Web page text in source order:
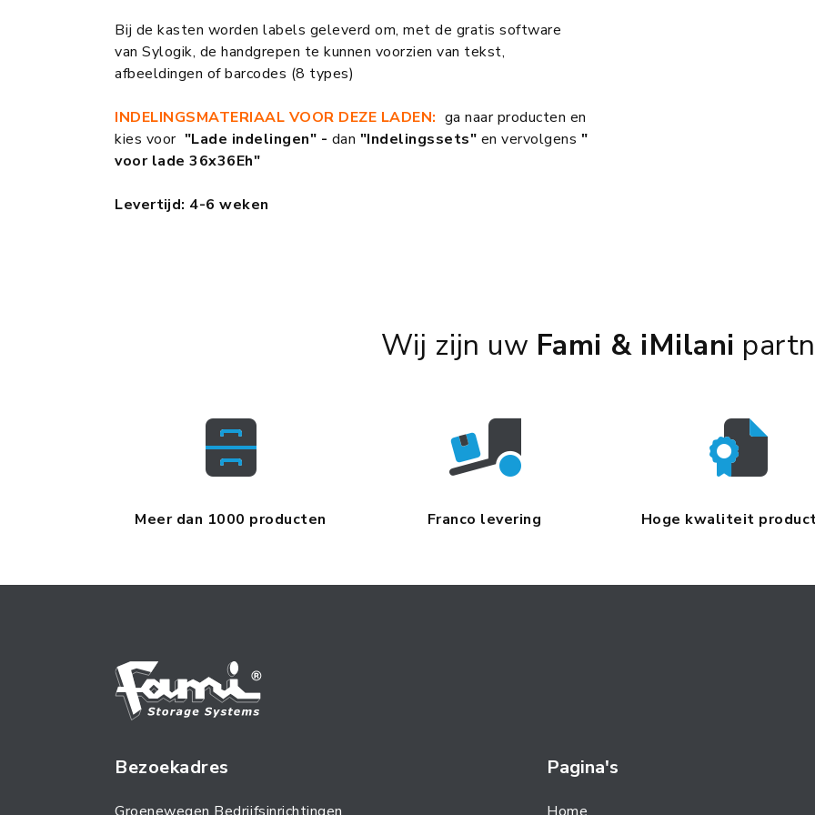
Bij de kasten worden labels geleverd om, met de gratis software
van Sylogik, de handgrepen te kunnen voorzien van tekst,
afbeeldingen of barcodes (8 types)
INDELINGSMATERIAAL VOOR DEZE LADEN: ga naar producten en
kies voor "Lade indelingen" - dan "Indelingssets" en vervolgens "
voor lade 36x36Eh"
Levertijd: 4-6 weken
Wij zijn uw Fami & iMilani
Meer dan 1000 producten Franco levering Hoge kwaliteit
Pagina's
Bezoekadres